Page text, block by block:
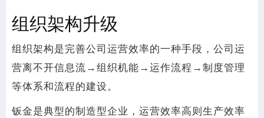
组织架构升级
组织架构是完善公司运营效率的一种手段，公司运
营离不开信息流→组织机能→运作流程→制度管理
等体系和流程的建设。
钣金是典型的制造型企业，运营效率高则生产效率